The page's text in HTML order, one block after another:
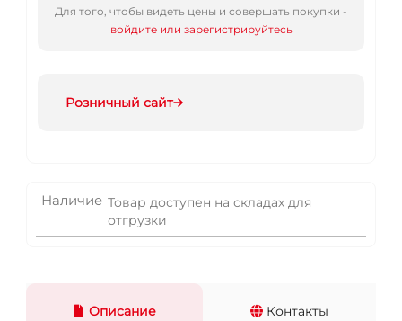
Для того, чтобы видеть цены и совершать покупки -
войдите или зарегистрируйтесь
Розничный сайт
Наличие Товар доступен на складах для
отгрузки
Описание Контакты